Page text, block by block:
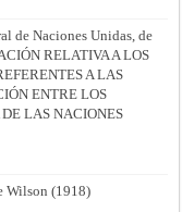
de Naciones Unidas, de
RELATIVA A LOS
A LAS
ENTRE LOS
LAS NACIONES
Wilson (1918)